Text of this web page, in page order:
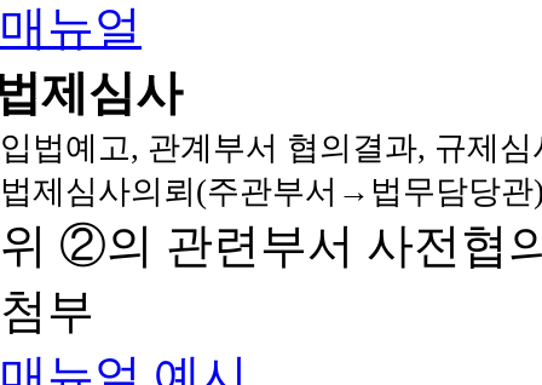
매뉴얼
제심사
입법예고, 관계부서 협의결과, 규제
법제심사의뢰(주관부서→법무담당
위 ②의 관련부서 사전협
첨부